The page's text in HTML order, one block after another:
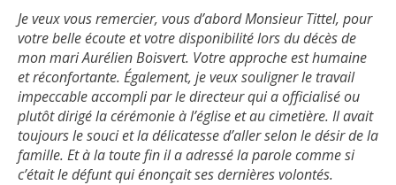
Je veux vous remercier, vous d’abord Monsieur Tittel, pour
votre belle écoute et votre disponibilité lors du décès de
mon mari Aurélien Boisvert. Votre approche est humaine
et réconfortante. Également, je veux souligner le travail
impeccable accompli par le directeur qui a officialisé ou
plutôt dirigé la cérémonie à l’église et au cimetière. Il avait
toujours le souci et la délicatesse d’aller selon le désir de la
famille. Et à la toute fin il a adressé la parole comme si
c’était le défunt qui énonçait ses dernières volontés.